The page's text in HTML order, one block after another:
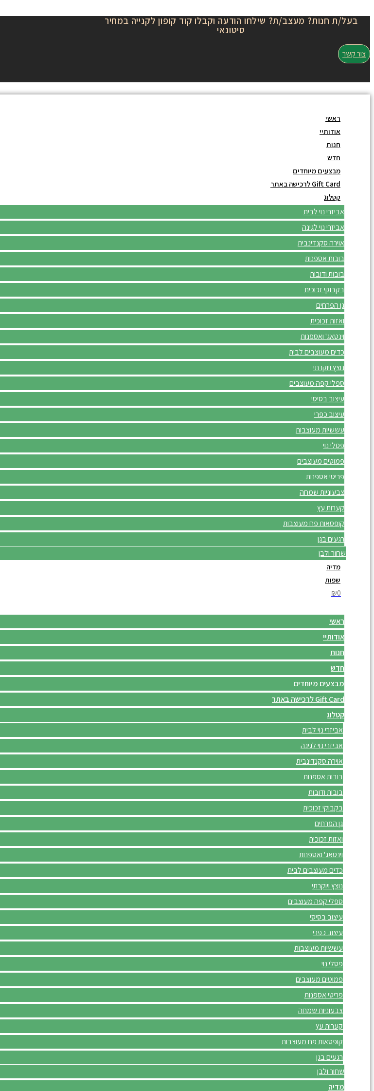
בעל/ת חנות? מעצב/ת? שילחו הודעה וקבלו קוד קופון לקנייה במחיר
סיטונאי
צור קשר
ראשי
אודותיי
חנות
חדש
מבצעים מיוחדים
Gift Card לרכישה באתר
קטלוג
אביזרי נוי לבית
אביזרי נוי לגינה
אוירה סקנדינבית
בובות אספנות
בובות ודובות
בקבוקי זכוכית
גן הפרחים
ואזות זכוכית
וינטאג' ואספנות
כדים מעוצבים לבית
נוצץ ויוקרתי
ספלי קפה מעוצבים
עיצוב בסיסי
עיצוב כפרי
עששיות מעוצבות
פסלי נוי
פמוטים מעוצבים
פריטי אספנות
צבעוניות שמחה
קערות עץ
קופסאות פח מעוצבות
רגעים בגן
שחור ולבן
מדיה
שפות
₪0
ראשי
אודותיי
חנות
חדש
מבצעים מיוחדים
Gift Card לרכישה באתר
קטלוג
אביזרי נוי לבית
אביזרי נוי לגינה
אוירה סקנדינבית
בובות אספנות
בובות ודובות
בקבוקי זכוכית
גן הפרחים
ואזות זכוכית
וינטאג' ואספנות
כדים מעוצבים לבית
נוצץ ויוקרתי
ספלי קפה מעוצבים
עיצוב בסיסי
עיצוב כפרי
עששיות מעוצבות
פסלי נוי
פמוטים מעוצבים
פריטי אספנות
צבעוניות שמחה
קערות עץ
קופסאות פח מעוצבות
רגעים בגן
שחור ולבן
מדיה